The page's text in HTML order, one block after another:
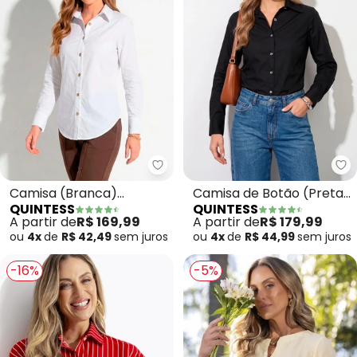
Quintess - Camisa (Branca)
Camisa (Branca)
Alongada
QUINTESS
A partir deR$ 169,99
ou 4xde R$ 42,49sem juros
Camisa de Botão (Preta)
Alongada
QUINTESS
A partir deR$ 179,99
ou 4xde R$ 44,99sem juros
-16% -5%